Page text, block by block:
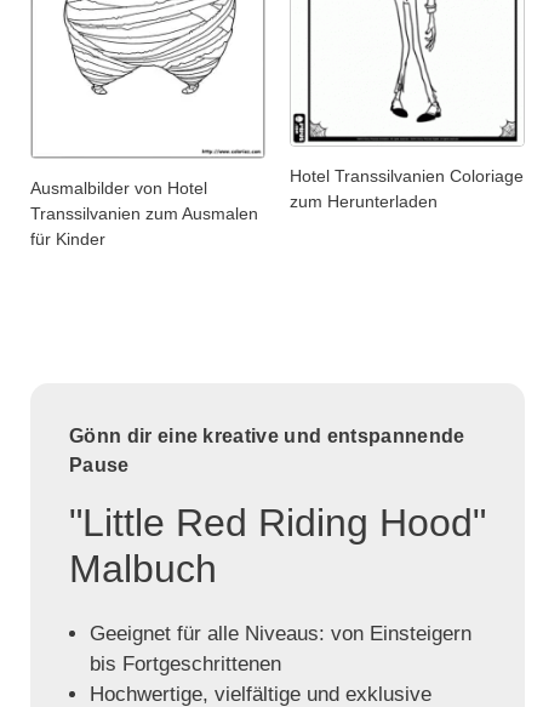
Ausmalbilder von Hotel
Transsilvanien zum Ausmalen
für Kinder
Hotel Transsilvanien Coloriage
zum Herunterladen
Gönn dir eine kreative und entspannende
Pause
"Little Red Riding Hood"
Malbuch
Geeignet für alle Niveaus: von Einsteigern
bis Fortgeschrittenen
Hochwertige, vielfältige und exklusive